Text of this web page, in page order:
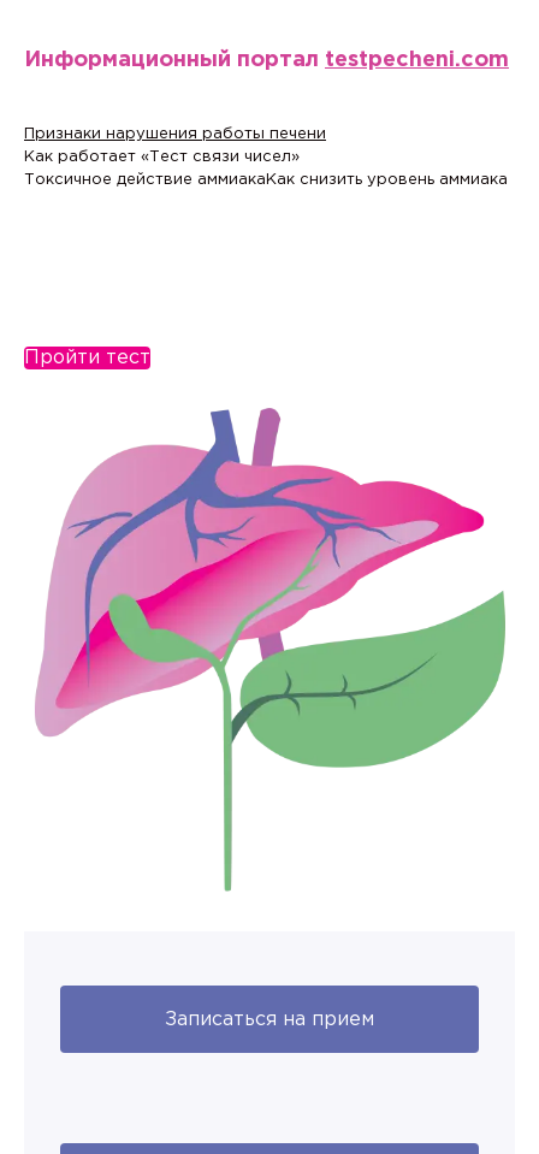
Информационный портал testpecheni.com
Признаки нарушения работы печени
Как работает «Тест связи чисел»
Токсичное действие аммиака Как снизить уровень аммиака
Пройти тест
Записаться на прием